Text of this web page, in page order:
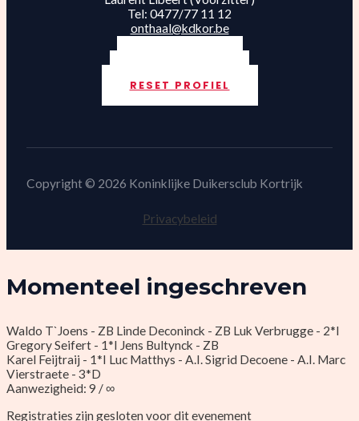
Tel: 0477/77 11 12
onthaal@kdkor.be
RESET PROFIEL
Copyright © 2026 Koninklijke Duikersclub Kortrijk
Privacybeleid
Momenteel ingeschreven
Waldo T`Joens - ZB Linde Deconinck - ZB Luk Verbrugge - 2*I
Gregory Seifert - 1*I Jens Bultynck - ZB
Karel Feijtraij - 1*I Luc Matthys - A.I.Sigrid Decoene - A.I. Marc
Vierstraete - 3*D
Aanwezigheid: 9 / ∞
Registraties zijn gesloten voor dit evenement